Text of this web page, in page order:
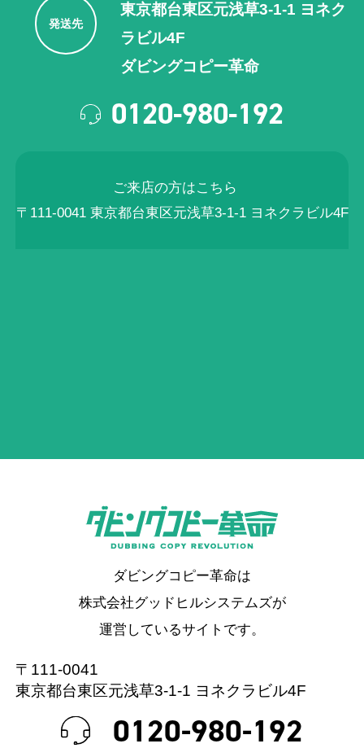
発送先
東京都台東区元浅草3-1-1 ヨネク
ラビル4F
ダビングコピー革命
0120-980-192
ご来店の方はこちら
〒111-0041 東京都台東区元浅草3-1-1 ヨネクラビル4F
ダビングコピー革命は
株式会社グッドヒルシステムズが
運営しているサイトです。
〒111-0041
東京都台東区元浅草3-1-1 ヨネクラビル4F
0120-980-192